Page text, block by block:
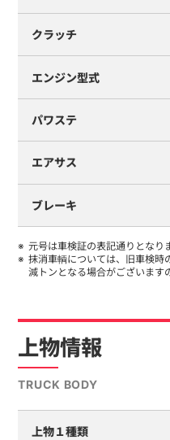
クラッチ
エンジン型式
パワステ
エアサス
ブレーキ
元号は車検証の表記通りとなり
抹消車輌については、旧車検時
減トンとなる場合がございます
上物情報
TRUCK BODY
上物１種類